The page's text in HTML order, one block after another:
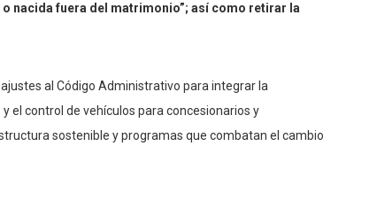
nacida fuera del matrimonio”; así como retirar la
al Código Administrativo para integrar la
el control de vehículos para concesionarios y
sostenible y programas que combatan el cambio